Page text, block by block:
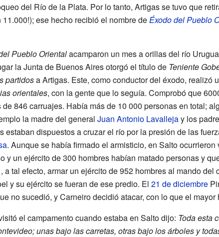
del Río de la Plata. Por lo tanto, Artigas se tuvo que
ese hecho recibió el nombre de Éxodo del Pueblo
Pueblo Orientalacamparon un mes a orillas del río
la Junta de Buenos Aires otorgó el título de Teniente
partidosa Artigas. Este, como conductor del éxodo, realizó
orientales, con la gente que lo seguía. Comprobó que
846 carruajes. Había más de 10 000 personas en total;
la madre del general Juan Antonio Lavallejay los
estaban dispuestos a cruzar el río por la presión de las
. Aunque se había firmado el armisticio, en Salto
y un ejército de 300 hombres habían matado personas y
, a tal efecto, armar un ejército de 952 hombres al mando del
y su ejército se fueran de ese predio. El 21 de diciembre
no sucedió, y Carneiro decidió atacar, con lo que el mayor
el campamento cuando estaba en Salto dijo: Toda esta
unas bajo las carretas, otras bajo los árboles y